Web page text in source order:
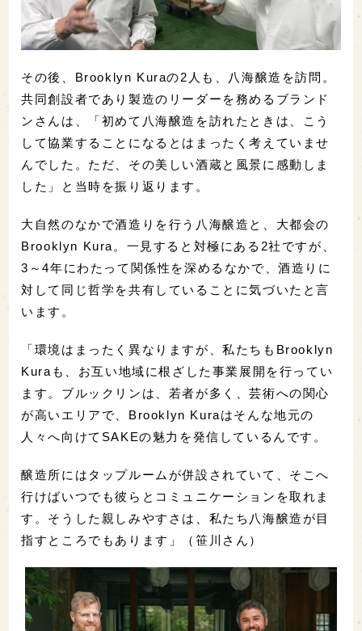
その後、Brooklyn Kuraの2人も、八海醸造を訪問。
共同創設者であり製造のリーダーを務めるブランド
ンさんは、「初めて八海醸造を訪れたときは、こう
して協業することになるとはまったく考えていませ
んでした。ただ、その美しい酒蔵と風景に感動しま
した」と当時を振り返ります。
大自然のなかで酒造りを行う八海醸造と、大都会の
Brooklyn Kura。一見すると対極にある2社ですが、
3～4年にわたって関係性を深めるなかで、酒造りに
対して同じ哲学を共有していることに気づいたと言
います。
「環境はまったく異なりますが、私たちもBrooklyn
Kuraも、お互い地域に根ざした事業展開を行ってい
ます。ブルックリンは、若者が多く、芸術への関心
が高いエリアで、Brooklyn Kuraはそんな地元の
人々へ向けてSAKEの魅力を発信しているんです。
醸造所にはタップルームが併設されていて、そこへ
行けばいつでも彼らとコミュニケーションを取れま
す。そうした親しみやすさは、私たち八海醸造が目
指すところでもあります」（笹川さん）